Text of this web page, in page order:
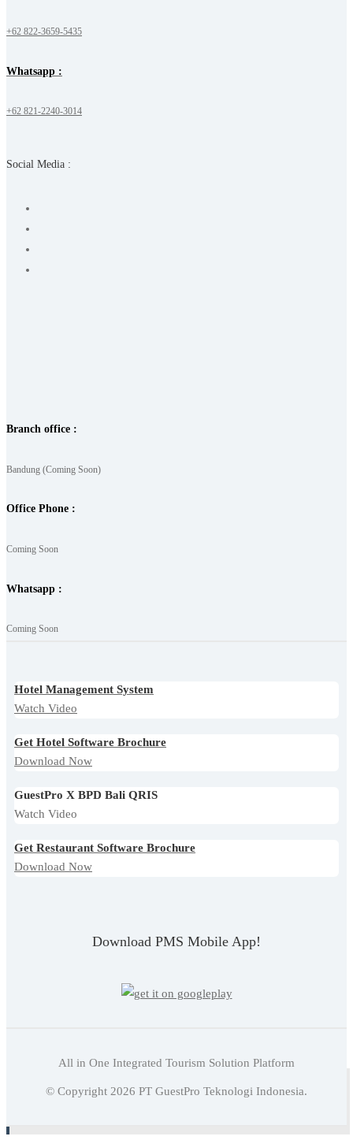
+62 822-3659-5435
Whatsapp :
+62 821-2240-3014
Social Media :
Branch office :
Bandung (Coming Soon)
Office Phone :
Coming Soon
Whatsapp :
Coming Soon
Hotel Management System
Watch Video
Get Hotel Software Brochure
Download Now
GuestPro X BPD Bali QRIS
Watch Video
Get Restaurant Software Brochure
Download Now
Download PMS Mobile App!
All in One Integrated Tourism Solution Platform
© Copyright 2026 PT GuestPro Teknologi Indonesia.
Baca juga: Mengenal Connecting Room Serta Ciri-Ciri